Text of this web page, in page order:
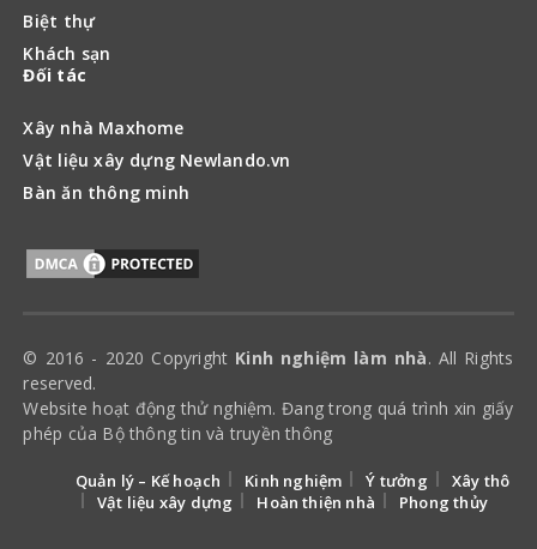
Biệt thự
Khách sạn
Đối tác
Xây nhà Maxhome
Vật liệu xây dựng Newlando.vn
Bàn ăn thông minh
© 2016 - 2020 Copyright Kinh nghiệm làm nhà. All Rights
reserved.
Website hoạt động thử nghiệm. Đang trong quá trình xin giấy
phép của Bộ thông tin và truyền thông
Quản lý – Kế hoạch Kinh nghiệm Ý tưởng
Xây thô
Vật liệu xây dựng
Hoàn thiện nhà Phong thủy